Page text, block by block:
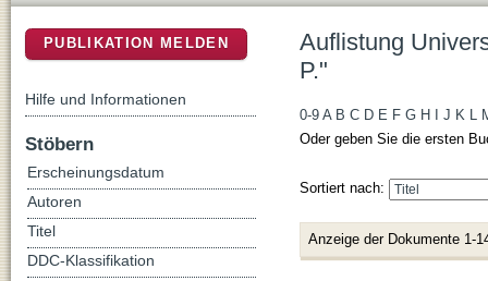
Auflistung
P."
0-9 A B C D E F G H J K L
Oder geben Sie die ersten
Sortiert nach:
Anzeige der Dokumente 1-
PUBLIKATION MELDEN
Hilfe und Informationen
Stöbern
Erscheinungsdatum
Autoren
Titel
DDC-Klassifikation